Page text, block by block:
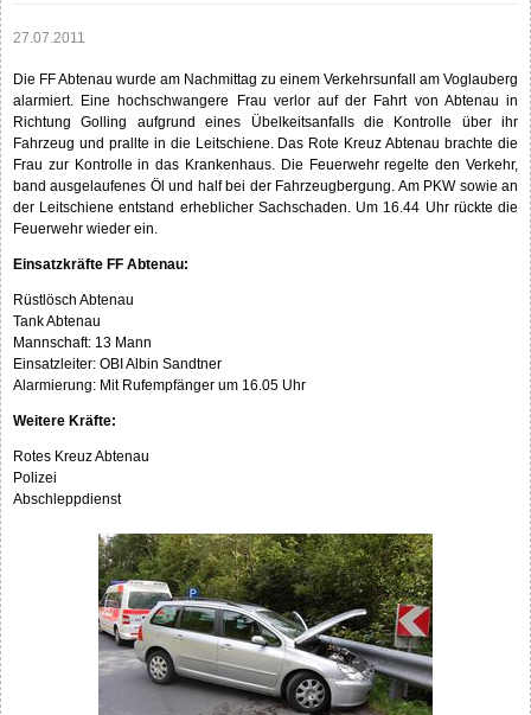
27.07.2011
Die FF Abtenau wurde am Nachmittag zu einem Verkehrsunfall am Voglauberg
alarmiert. Eine hochschwangere Frau verlor auf der Fahrt von Abtenau in
Richtung Golling aufgrund eines Übelkeitsanfalls die Kontrolle über ihr
Fahrzeug und prallte in die Leitschiene. Das Rote Kreuz Abtenau brachte die
Frau zur Kontrolle in das Krankenhaus. Die Feuerwehr regelte den Verkehr,
band ausgelaufenes Öl und half bei der Fahrzeugbergung. Am PKW sowie an
der Leitschiene entstand erheblicher Sachschaden. Um 16.44 Uhr rückte die
Feuerwehr wieder ein.
Einsatzkräfte FF Abtenau:
Rüstlösch Abtenau
Tank Abtenau
Mannschaft: 13 Mann
Einsatzleiter: OBI Albin Sandtner
Alarmierung: Mit Rufempfänger um 16.05 Uhr
Weitere Kräfte:
Rotes Kreuz Abtenau
Polizei
Abschleppdienst